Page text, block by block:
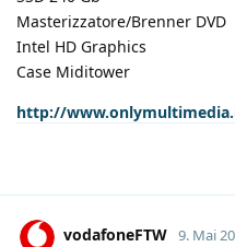
Masterizzatore/Brenner DVD
Intel HD Graphics
Case Miditower
http://
vodafoneFTW 9. Mai